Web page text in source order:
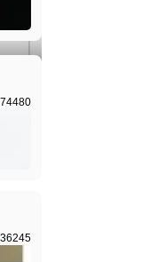
74480
36245